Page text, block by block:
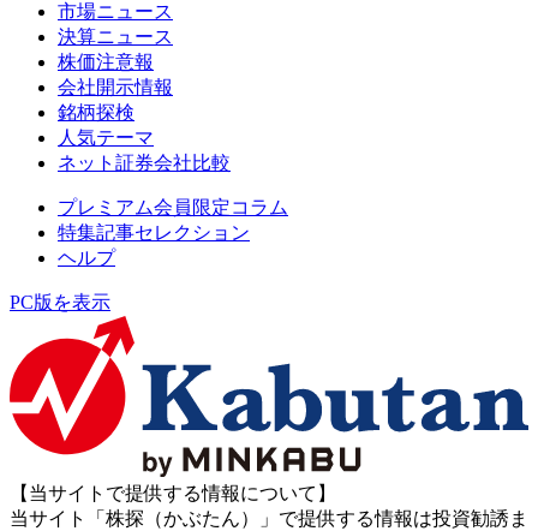
市場ニュース
決算ニュース
株価注意報
会社開示情報
銘柄探検
人気テーマ
ネット証券会社比較
プレミアム会員限定コラム
特集記事セレクション
ヘルプ
PC版を表示
【当サイトで提供する情報について】
当サイト「株探（かぶたん）」で提供する情報は投資勧誘ま